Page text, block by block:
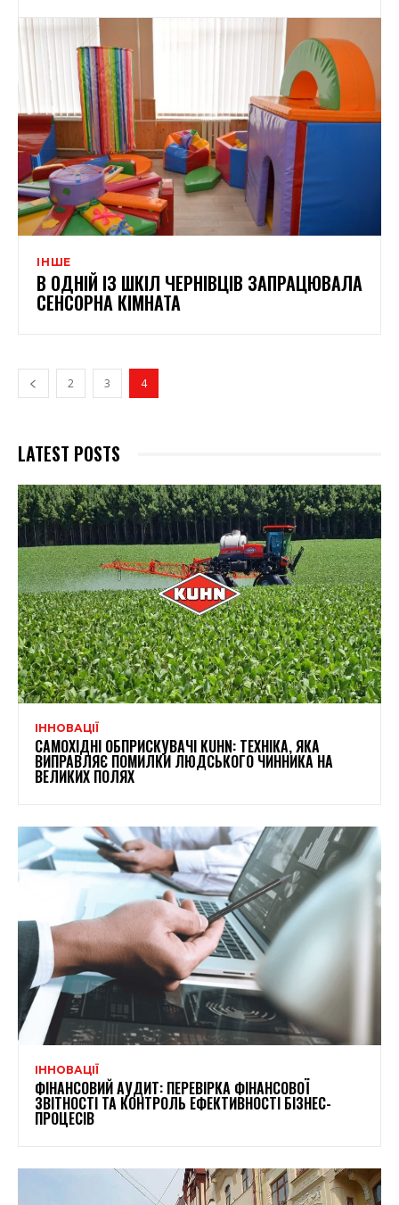
ІНШЕ
В ОДНІЙ ІЗ ШКІЛ ЧЕРНІВЦІВ ЗАПРАЦЮВАЛА
СЕНСОРНА КІМНАТА
2 3 4
LATEST POSTS
ІННОВАЦІЇ
САМОХІДНІ ОБПРИСКУВАЧІ KUHN: ТЕХНІКА, ЯКА
ВИПРАВЛЯЄ ПОМИЛКИ ЛЮДСЬКОГО ЧИННИКА НА
ВЕЛИКИХ ПОЛЯХ
ІННОВАЦІЇ
ФІНАНСОВИЙ АУДИТ: ПЕРЕВІРКА ФІНАНСОВОЇ
ЗВІТНОСТІ ТА КОНТРОЛЬ ЕФЕКТИВНОСТІ БІЗНЕС-
ПРОЦЕСІВ